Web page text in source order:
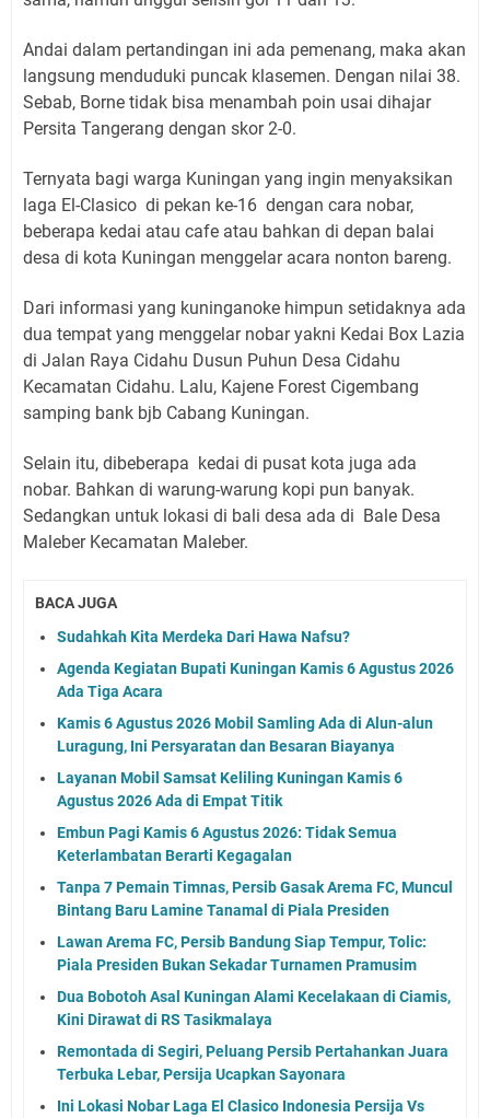
Andai dalam pertandingan ini ada pemenang, maka akan
langsung menduduki puncak klasemen. Dengan nilai 38.
Sebab, Borne tidak bisa menambah poin usai dihajar
Persita Tangerang dengan skor 2-0.
Ternyata bagi warga Kuningan yang ingin menyaksikan
laga El-Clasico di pekan ke-16 dengan cara nobar,
beberapa kedai atau cafe atau bahkan di depan balai
desa di kota Kuningan menggelar acara nonton bareng.
Dari informasi yang kuninganoke himpun setidaknya ada
dua tempat yang menggelar nobar yakni Kedai Box Lazia
di Jalan Raya Cidahu Dusun Puhun Desa Cidahu
Kecamatan Cidahu. Lalu, Kajene Forest Cigembang
samping bank bjb Cabang Kuningan.
Selain itu, dibeberapa kedai di pusat kota juga ada
nobar. Bahkan di warung-warung kopi pun banyak.
Sedangkan untuk lokasi di bali desa ada di Bale Desa
Maleber Kecamatan Maleber.
BACA JUGA
Sudahkah Kita Merdeka Dari Hawa Nafsu?
Agenda Kegiatan Bupati Kuningan Kamis 6 Agustus 2026
Ada Tiga Acara
Kamis 6 Agustus 2026 Mobil Samling Ada di Alun-alun
Luragung, Ini Persyaratan dan Besaran Biayanya
Layanan Mobil Samsat Keliling Kuningan Kamis 6
Agustus 2026 Ada di Empat Titik
Embun Pagi Kamis 6 Agustus 2026: Tidak Semua
Keterlambatan Berarti Kegagalan
Tanpa 7 Pemain Timnas, Persib Gasak Arema FC, Muncul
Bintang Baru Lamine Tanamal di Piala Presiden
Lawan Arema FC, Persib Bandung Siap Tempur, Tolic:
Piala Presiden Bukan Sekadar Turnamen Pramusim
Dua Bobotoh Asal Kuningan Alami Kecelakaan di Ciamis,
Kini Dirawat di RS Tasikmalaya
Remontada di Segiri, Peluang Persib Pertahankan Juara
Terbuka Lebar, Persija Ucapkan Sayonara
Ini Lokasi Nobar Laga El Clasico Indonesia Persija Vs